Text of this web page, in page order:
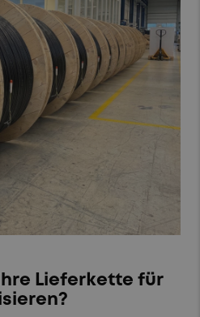
Lieferkette für